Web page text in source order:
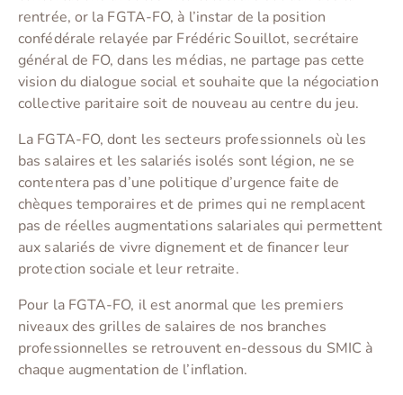
rentrée, or la FGTA-FO, à l’instar de la position
confédérale relayée par Frédéric Souillot, secrétaire
général de FO, dans les médias, ne partage pas cette
vision du dialogue social et souhaite que la négociation
collective paritaire soit de nouveau au centre du jeu.
La FGTA-FO, dont les secteurs professionnels où les
bas salaires et les salariés isolés sont légion, ne se
contentera pas d’une politique d’urgence faite de
chèques temporaires et de primes qui ne remplacent
pas de réelles augmentations salariales qui permettent
aux salariés de vivre dignement et de financer leur
protection sociale et leur retraite.
Pour la FGTA-FO, il est anormal que les premiers
niveaux des grilles de salaires de nos branches
professionnelles se retrouvent en-dessous du SMIC à
chaque augmentation de l’inflation.